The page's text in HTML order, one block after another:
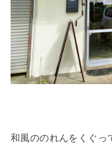
和風ののれんをくぐっ